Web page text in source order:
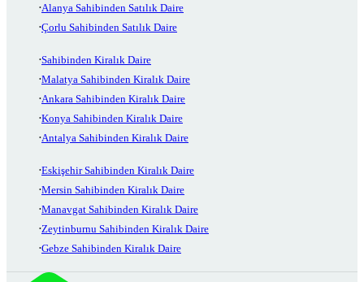
Alanya Sahibinden Satılık Daire
Çorlu Sahibinden Satılık Daire
Sahibinden Kiralık Daire
Malatya Sahibinden Kiralık Daire
Ankara Sahibinden Kiralık Daire
Konya Sahibinden Kiralık Daire
Antalya Sahibinden Kiralık Daire
Eskişehir Sahibinden Kiralık Daire
Mersin Sahibinden Kiralık Daire
Manavgat Sahibinden Kiralık Daire
Zeytinburnu Sahibinden Kiralık Daire
Gebze Sahibinden Kiralık Daire